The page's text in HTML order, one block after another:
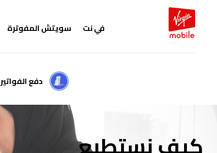
في نت سويتش المفوترة
دفع الفواتير